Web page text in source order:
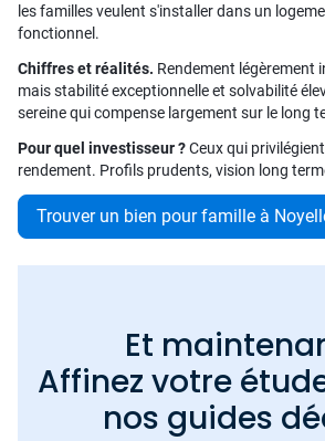
les familles veulent s'installer dans un
fonctionnel.
Chiffres et réalités. Rendement légèrement
mais stabilité exceptionnelle et solvabilité
sereine qui compense largement sur le long
Pour quel investisseur ?Ceux qui
rendement. Profils prudents, vision long
Trouver un bien pour famille à
Et
Affinez votre
nos guides